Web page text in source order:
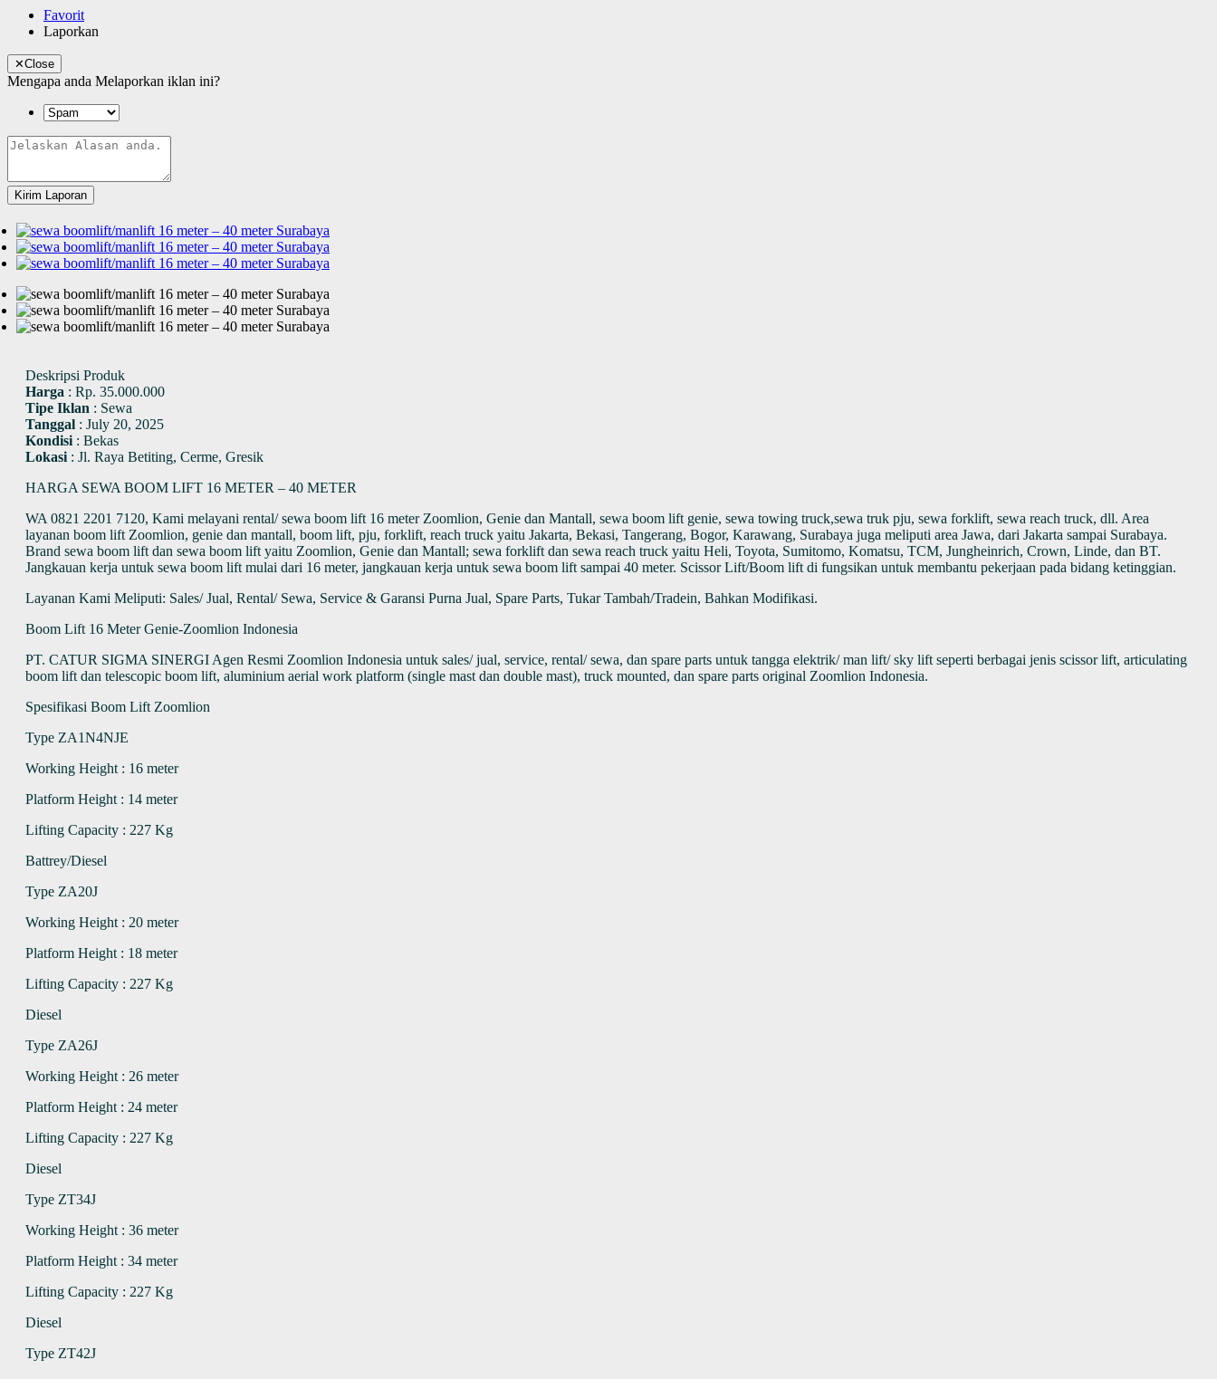
Favorit
Laporkan
✕Close
Mengapa anda Melaporkan iklan ini?
Kirim Laporan
Deskripsi Produk
Harga : Rp. 35.000.000
Tipe Iklan : Sewa
Tanggal : July 20, 2025
Kondisi : Bekas
Lokasi : Jl. Raya Betiting, Cerme, Gresik
HARGA SEWA BOOM LIFT 16 METER – 40 METER
WA 0821 2201 7120, Kami melayani rental/ sewa boom lift 16 meter Zoomlion, Genie dan Mantall, sewa boom lift genie, sewa towing truck,sewa truk pju, sewa forklift, sewa reach truck, dll. Area
layanan boom lift Zoomlion, genie dan mantall, boom lift, pju, forklift, reach truck yaitu Jakarta, Bekasi, Tangerang, Bogor, Karawang, Surabaya juga meliputi area Jawa, dari Jakarta sampai Surabaya.
Brand sewa boom lift dan sewa boom lift yaitu Zoomlion, Genie dan Mantall; sewa forklift dan sewa reach truck yaitu Heli, Toyota, Sumitomo, Komatsu, TCM, Jungheinrich, Crown, Linde, dan BT.
Jangkauan kerja untuk sewa boom lift mulai dari 16 meter, jangkauan kerja untuk sewa boom lift sampai 40 meter. Scissor Lift/Boom lift di fungsikan untuk membantu pekerjaan pada bidang ketinggian.
Layanan Kami Meliputi: Sales/ Jual, Rental/ Sewa, Service & Garansi Purna Jual, Spare Parts, Tukar Tambah/Tradein, Bahkan Modifikasi.
Boom Lift 16 Meter Genie-Zoomlion Indonesia
PT. CATUR SIGMA SINERGI Agen Resmi Zoomlion Indonesia untuk sales/ jual, service, rental/ sewa, dan spare parts untuk tangga elektrik/ man lift/ sky lift seperti berbagai jenis scissor lift, articulating
boom lift dan telescopic boom lift, aluminium aerial work platform (single mast dan double mast), truck mounted, dan spare parts original Zoomlion Indonesia.
Spesifikasi Boom Lift Zoomlion
Type ZA1N4NJE
Working Height : 16 meter
Platform Height : 14 meter
Lifting Capacity : 227 Kg
Battrey/Diesel
Type ZA20J
Working Height : 20 meter
Platform Height : 18 meter
Lifting Capacity : 227 Kg
Diesel
Type ZA26J
Working Height : 26 meter
Platform Height : 24 meter
Lifting Capacity : 227 Kg
Diesel
Type ZT34J
Working Height : 36 meter
Platform Height : 34 meter
Lifting Capacity : 227 Kg
Diesel
Type ZT42J